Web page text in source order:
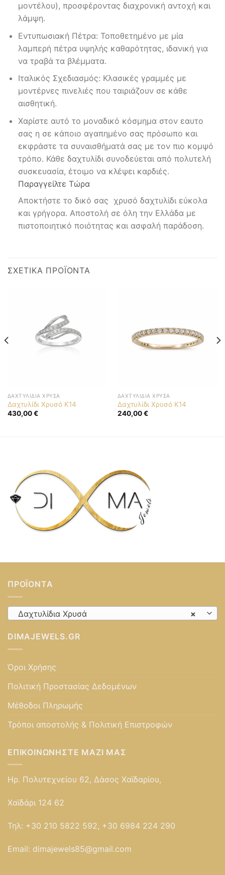
μοντέλου), προσφέροντας διαχρονική αντοχή και
λάμψη.
Εντυπωσιακή Πέτρα: Τοποθετημένο με μία
λαμπερή πέτρα υψηλής καθαρότητας, ιδανική για
να τραβά τα βλέμματα.
Ιταλικός Σχεδιασμός: Κλασικές γραμμές με
μοντέρνες πινελιές που ταιριάζουν σε κάθε
αισθητική.
Χαρίστε αυτό το μοναδικό κόσμημα στον εαυτο
σας η σε κάποιο αγαπημένο σας πρόσωπο και
εκφράστε τα συναισθήματά σας με τον πιο κομψό
τρόπο. Κάθε δαχτυλίδι συνοδεύεται από πολυτελή
συσκευασία, έτοιμο να κλέψει καρδιές.
Παραγγείλτε Τώρα
Αποκτήστε το δικό σας χρυσό δαχτυλίδι εύκολα
και γρήγορα. Αποστολή σε όλη την Ελλάδα με
πιστοποιητικό ποιότητας και ασφαλή παράδοση.
ΣΧΕΤΙΚΆ ΠΡΟΪΌΝΤΑ
ΔΑΧΤΥΛΊΔΙΑ ΧΡΥΣΆ
Δαχτυλίδι Χρυσό Κ14
430,00€
ΔΑΧΤΥΛΊΔΙΑ ΧΡΥΣΆ
Δαχτυλίδι Χρυσό Κ14
240,00€
ΠΡΟΪΌΝΤΑ
×
Δαχτυλίδια Χρυσά
DIMAJEWELS.GR
Όροι Χρήσης
Πολιτική Προστασίας Δεδομένων
Μέθοδοι Πληρωμής
Τρόποι αποστολής & Πολιτική Επιστροφών
ΕΠΙΚΟΙΝΩΝΉΣΤΕ ΜΑΖΊ ΜΑΣ
Ηρ. Πολυτεχνείου 62, Δάσος Χαϊδαρίου,
Χαϊδάρι 124 62
Τηλ: +30 210 5822 592, +30 6984 224 290
Email: dimajewels85@gmail.com